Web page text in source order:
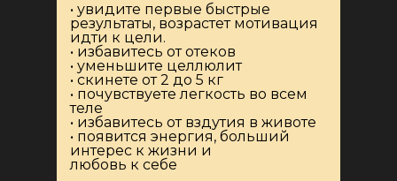
• увидите первые быстрые
результаты, возрастет мотивация
идти к цели.
• избавитесь от отеков
• уменьшите целлюлит
• скинете от 2 до 5 кг
• почувствуете легкость во всем
теле
• избавитесь от вздутия в животе
• появится энергия, больший
интерес к жизни и
любовь к себе